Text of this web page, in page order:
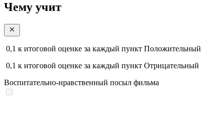
Чему учит
0,1 к итоговой оценке за каждый пункт Положительный
0,1 к итоговой оценке за каждый пункт Отрицательный
Воспитательно-нравственный посыл фильма